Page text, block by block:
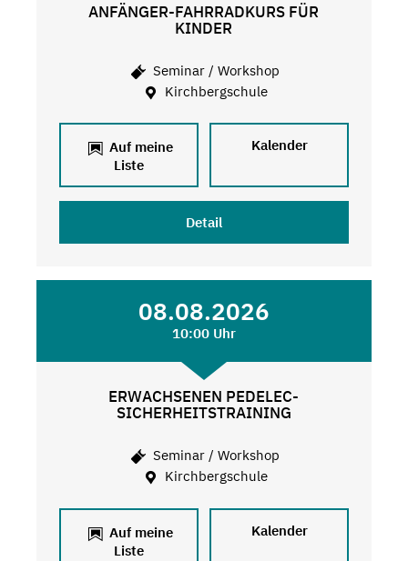
ANFÄNGER-FAHRRADKURS FÜR
KINDER
Seminar / Workshop
Kirchbergschule
Auf meine
Liste
Kalender
Detail
08.08.2026
10:00 Uhr
ERWACHSENEN PEDELEC-
SICHERHEITSTRAINING
Seminar / Workshop
Kirchbergschule
Auf meine
Liste
Kalender